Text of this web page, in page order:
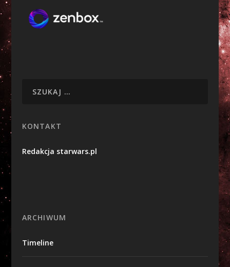
KONTAKT
Redakcja starwars.pl
ARCHIWUM
Timeline